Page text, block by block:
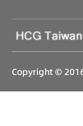
Copyright ©